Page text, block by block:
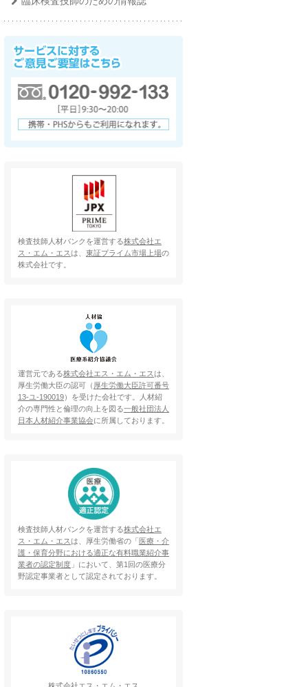
検査技師人材バンクを運営する株式会社エ
ス・エム・エスは、 東証プライム市場上場の
株式会社です。
運営元である株式会社エス・エム・エスは、
厚生労働大臣の認可（ 厚生労働大臣許可番号
13-ユ-190019）を受けた会社です。人材紹
介の専門性と倫理の向上を図る一般社団法人
日本人材紹介事業協会に所属しております。
検査技師人材バンクを運営する株式会社エ
ス・エム・エスは、厚生労働省の「 医療・介
護・保育分野における適正な有料職業紹介事
業者の認定制度」において、第1回の医療分
野認定事業者として認定されております。